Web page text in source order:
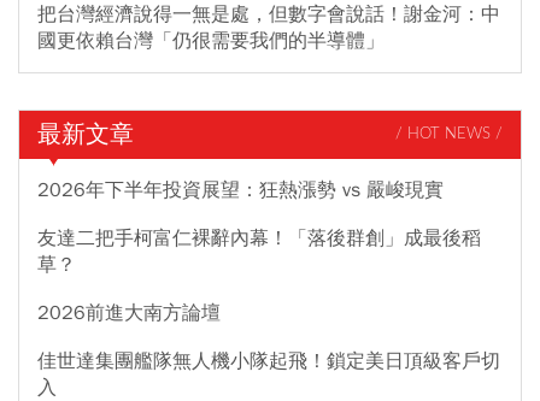
把台灣經濟說得一無是處，但數字會說話！謝金河：中
國更依賴台灣「仍很需要我們的半導體」
最新文章 / HOT NEWS /
2026年下半年投資展望：狂熱漲勢 vs 嚴峻現實
友達二把手柯富仁裸辭內幕！「落後群創」成最後稻
草？
2026前進大南方論壇
佳世達集團艦隊無人機小隊起飛！鎖定美日頂級客戶切
入